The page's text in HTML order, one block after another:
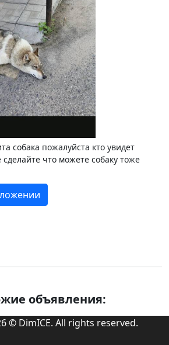
собака пожалуйста кто увидет
что можете собаку тоже
объявления:
© DimICE. All rights reserved.